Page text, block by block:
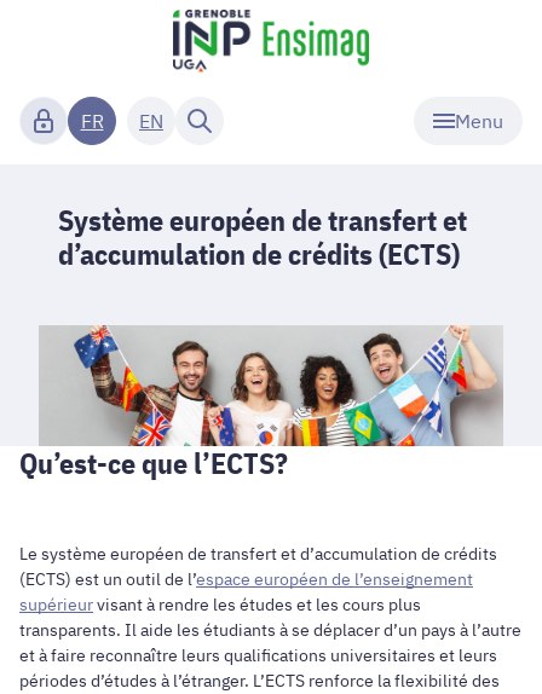
Menu
FR EN
Système européen de transfert et
d’accumulation de crédits (ECTS)
Qu’est-ce que l’ECTS?
Le système européen de transfert et d’accumulation de crédits
(ECTS) est un outil de l’espace européen de l’enseignement
supérieurvisant à rendre les études et les cours plus
transparents. Il aide les étudiants à se déplacer d’un pays à l’autre
et à faire reconnaître leurs qualifications universitaires et leurs
périodes d’études à l’étranger. L’ECTS renforce la flexibilité des